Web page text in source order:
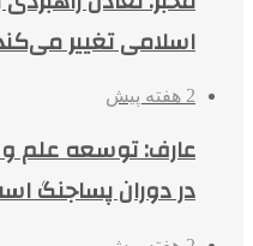
اسلامی تغییر
2 هفته پیش
عارف: توسعه علم و
در دوران پساجنگ